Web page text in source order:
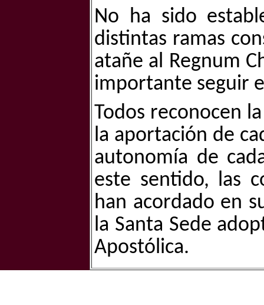
No ha sido
distintas ramas
atañe al Regnum
importante seguir
Todos reconocen
la aportación de
autonomía de
este sentido, las
han acordado en
la Santa Sede
Apostólica.